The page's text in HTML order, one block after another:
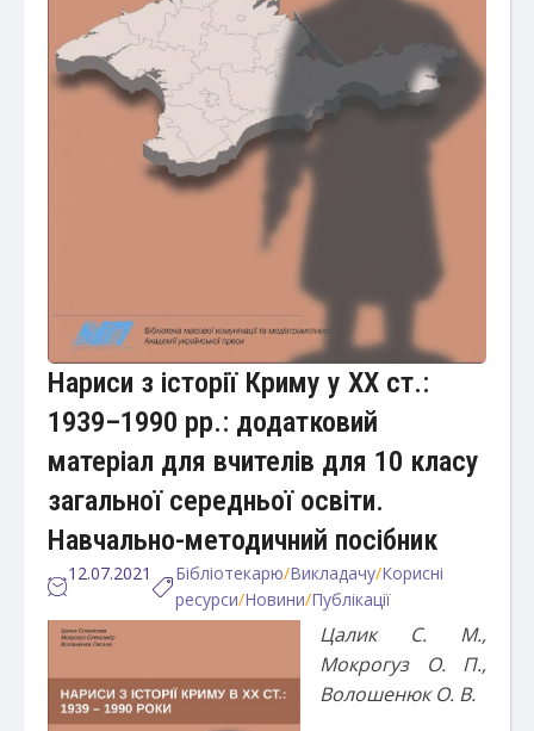
Нариси з історії Криму у ХХ ст.:
1939–1990 рр.: додатковий
матеріал для вчителів для 10 класу
загальної середньої освіти.
Навчально-методичний посібник
12.07.2021 Бібліотекарю/Викладачу/Корисні
ресурси/Новини/Публікації
Цалик С. М.,
Мокрогуз О. П.,
Волошенюк О. В.